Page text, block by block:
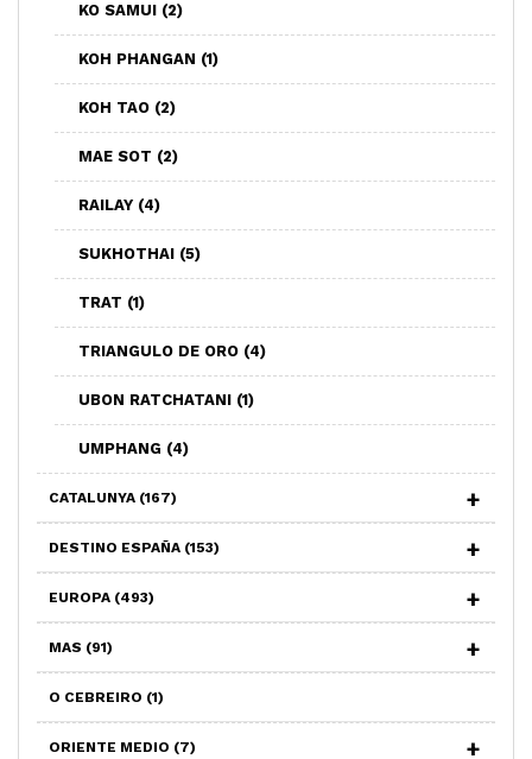
KO SAMUI (2)
KOH PHANGAN (1)
KOH TAO (2)
MAE SOT (2)
RAILAY (4)
SUKHOTHAI (5)
TRAT (1)
TRIANGULO DE ORO (4)
UBON RATCHATANI (1)
UMPHANG (4)
CATALUNYA (167)
DESTINO ESPAÑA (153)
EUROPA (493)
MAS (91)
O CEBREIRO (1)
ORIENTE MEDIO (7)